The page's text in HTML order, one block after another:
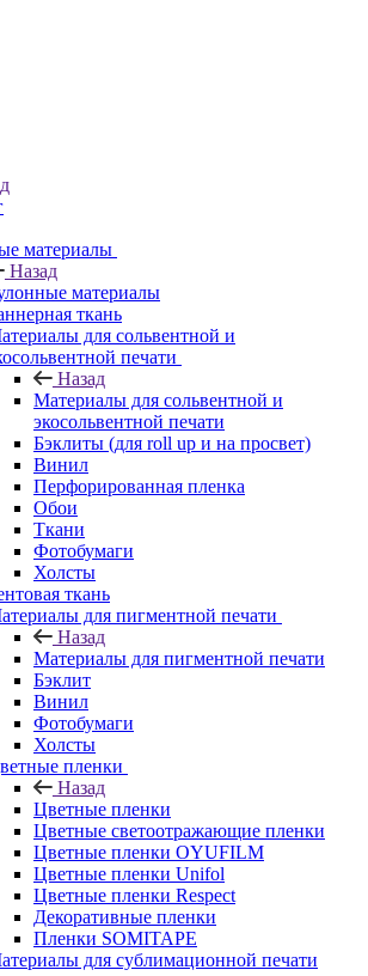
материалы
Назад
материалы
ткань
для сольвентной и
печати
Назад
Материалы для сольвентной и
экосольвентной печати
Бэклиты (для roll up и на просвет)
Винил
Перфорированная пленка
Обои
Ткани
Фотобумаги
Холсты
ткань
для пигментной печати
Назад
Материалы для пигментной печати
Бэклит
Винил
Фотобумаги
Холсты
пленки
Назад
Цветные пленки
Цветные светоотражающие пленки
Цветные пленки OYUFILM
Цветные пленки Unifol
Цветные пленки Respect
Декоративные пленки
Пленки SOMITAPE
для сублимационной печати